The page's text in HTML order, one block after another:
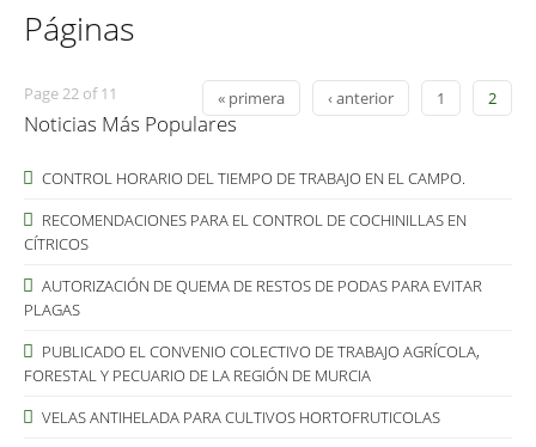
Páginas
Page 22 of 11 « primera ‹ anterior 1 2
Noticias Más Populares
CONTROL HORARIO DEL TIEMPO DE TRABAJO EN EL CAMPO.
RECOMENDACIONES PARA EL CONTROL DE COCHINILLAS EN
CÍTRICOS
AUTORIZACIÓN DE QUEMA DE RESTOS DE PODAS PARA EVITAR
PLAGAS
PUBLICADO EL CONVENIO COLECTIVO DE TRABAJO AGRÍCOLA,
FORESTAL Y PECUARIO DE LA REGIÓN DE MURCIA
VELAS ANTIHELADA PARA CULTIVOS HORTOFRUTICOLAS